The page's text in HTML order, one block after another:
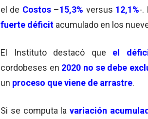
el de Costos–15,3% versus 12,1%-.
fuerte déficit acumulado en los
El Instituto destacó que el
cordobeses en 2020 no se debe
un proceso que viene de arrastre.
Si se computa lavariación